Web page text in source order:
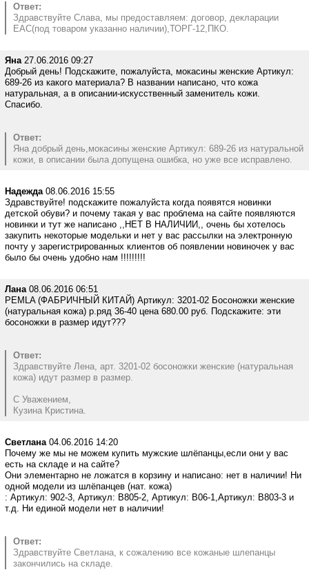
Ответ:
Здравствуйте Слава, мы предоставляем: договор, декларации
ЕАС(под товаром указанно наличии),ТОРГ-12,ПКО.
Яна27.06.2016 09:27
Добрый день! Подскажите, пожалуйста, мокасины женские Артикул:
689-26 из какого материала? В названии написано, что кожа
натуральная, а в описании-искусственный заменитель кожи.
Спасибо.
Ответ:
Яна добрый день,мокасины женские Артикул: 689-26 из натуральной
кожи, в описании была допущена ошибка, но уже все исправлено.
Надежда08.06.2016 15:55
Здравствуйте! подскажите пожалуйста когда появятся новинки
детской обуви? и почему такая у вас проблема на сайте появляются
новинки и тут же написано ,,НЕТ В НАЛИЧИИ,, очень бы хотелось
закупить некоторые модельки и нет у вас рассылки на электронную
почту у зарегистрированных клиентов об появлении новиночек у вас
было бы очень удобно нам !!!!!!!!!
Лана08.06.2016 06:51
PEMLA (ФАБРИЧНЫЙ КИТАЙ) Артикул: 3201-02 Босоножки женские
(натуральная кожа) р.ряд 36-40 цена 680.00 руб. Подскажите: эти
босоножки в размер идут???
Ответ:
Здравствуйте Лена, арт. 3201-02 босоножки женские (натуральная
кожа) идут размер в размер.
С Уважением,
Кузина Кристина.
Светлана04.06.2016 14:20
Почему же мы не можем купить мужские шлёпанцы,если они у вас
есть на складе и на сайте?
Они элементарно не ложатся в корзину и написано: нет в наличии! Ни
одной модели из шлёпанцев (нат. кожа)
: Артикул: 902-3, Артикул: B805-2, Артикул: B06-1,Артикул: B803-3 и
т.д. Ни единой модели нет в наличии!
Ответ:
Здравствуйте Светлана, к сожалению все кожаные шлепанцы
закончились на складе.